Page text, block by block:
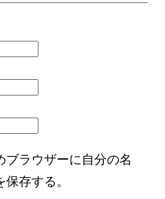
ブラウザーに自分の名
存する。